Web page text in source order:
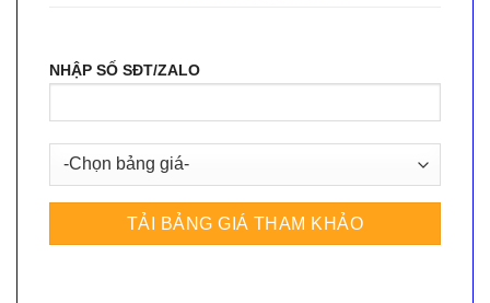
NHẬP SỐ SĐT/ZALO